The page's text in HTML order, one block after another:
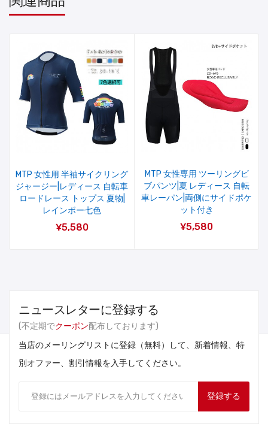
MTP 女性用 半袖サイクリング
ジャージー|レディース 自転車
ロードレース トップス 夏物|
レインボー七色
¥5,580
MTP 女性専用 ツーリングビ
ブパンツ|夏 レディース 自転
車レーパン|両側にサイドポケ
ット付き
¥5,580
ニュースレターに登録する
(不定期でクーポン配布しております)
当店のメーリングリストに登録（無料）して、新着情報、特
別オファー、割引情報を入手してください。
登録する